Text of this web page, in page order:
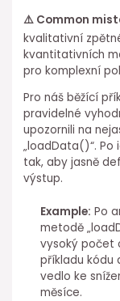
⚠️ Common
kvalitativní
kvantitativních
pro komplexní
Pro náš běžící
pravidelné
⁣upozornili na
„loadData()“.
tak, aby jasně
⁤výstup.
Example: Po
metodě
vysoký počet
⁣příkladu ⁤kódu
vedlo ke
měsíce.